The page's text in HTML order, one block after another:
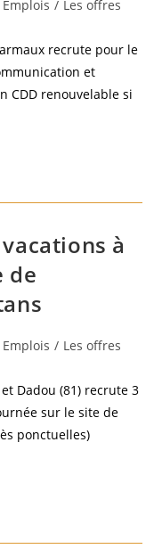
Emplois / Les offres
recrute pour le
et
CDD renouvelable si
à
de
Emplois / Les offres
Dadou (81) recrute 3
sur le site de
ponctuelles)